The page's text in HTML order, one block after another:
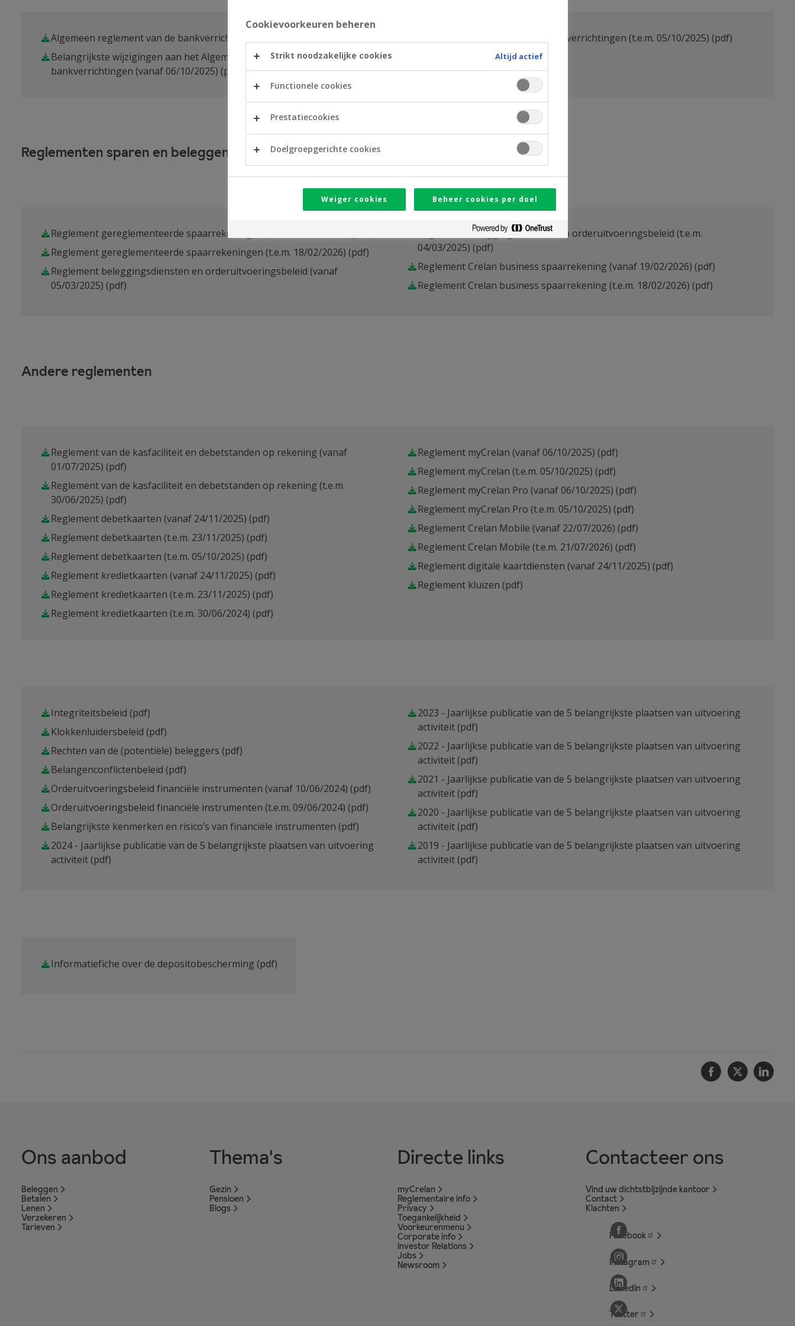
Algemeen reglement van de bankverrichtingen (vanaf 06/10/2025)
Belangrijkste wijzigingen aan het Algemeen reglement van de
bankverrichtingen (vanaf 06/10/2025) (pdf)
Algemeen reglement van de bankverrichtingen (t.e.m. 05/10/2025) (pdf)
Reglementen sparen en beleggen
Reglement gereglementeerde spaarrekeningen (vanaf 19/02/2026)
Reglement gereglementeerde spaarrekeningen (t.e.m. 18/02/2026) (pdf)
Reglement beleggingsdiensten en orderuitvoeringsbeleid (vanaf
05/03/2025) (pdf)
Reglement beleggingsdiensten en orderuitvoeringsbeleid (t.e.m.
04/03/2025) (pdf)
Reglement Crelan business spaarrekening (vanaf 19/02/2026) (pdf)
Reglement Crelan business spaarrekening (t.e.m. 18/02/2026) (pdf)
Andere reglementen
Reglement van de kasfaciliteit en debetstanden op rekening (vanaf
01/07/2025) (pdf)
Reglement van de kasfaciliteit en debetstanden op rekening (t.e.m.
30/06/2025) (pdf)
Reglement debetkaarten (vanaf 24/11/2025) (pdf)
Reglement debetkaarten (t.e.m. 23/11/2025) (pdf)
Reglement debetkaarten (t.e.m. 05/10/2025) (pdf)
Reglement kredietkaarten (vanaf 24/11/2025) (pdf)
Reglement kredietkaarten (t.e.m. 23/11/2025) (pdf)
Reglement kredietkaarten (t.e.m. 30/06/2024) (pdf)
Reglement myCrelan (vanaf 06/10/2025) (pdf)
Reglement myCrelan (t.e.m. 05/10/2025) (pdf)
Reglement myCrelan Pro (vanaf 06/10/2025) (pdf)
Reglement myCrelan Pro (t.e.m. 05/10/2025) (pdf)
Reglement Crelan Mobile (vanaf 22/07/2026) (pdf)
Reglement Crelan Mobile (t.e.m. 21/07/2026) (pdf)
Reglement digitale kaartdiensten (vanaf 24/11/2025) (pdf)
Reglement kluizen (pdf)
Integriteitsbeleid (pdf)
Klokkenluidersbeleid (pdf)
Rechten van de (potentiële) beleggers (pdf)
Belangenconflictenbeleid (pdf)
Orderuitvoeringsbeleid financiële instrumenten (vanaf 10/06/2024) (pdf)
Orderuitvoeringsbeleid financiële instrumenten (t.e.m. 09/06/2024) (pdf)
Belangrijkste kenmerken en risico’s van financiële instrumenten (pdf)
2024 - Jaarlijkse publicatie van de 5 belangrijkste plaatsen van uitvoering
activiteit (pdf)
2023 - Jaarlijkse publicatie van de 5 belangrijkste plaatsen van uitvoering
activiteit (pdf)
2022 - Jaarlijkse publicatie van de 5 belangrijkste plaatsen van uitvoering
activiteit (pdf)
2021 - Jaarlijkse publicatie van de 5 belangrijkste plaatsen van uitvoering
activiteit (pdf)
2020 - Jaarlijkse publicatie van de 5 belangrijkste plaatsen van uitvoering
activiteit (pdf)
2019 - Jaarlijkse publicatie van de 5 belangrijkste plaatsen van uitvoering
activiteit (pdf)
Informatiefiche over de depositobescherming (pdf)
Facebook
Twitter
Ons aanbod
Beleggen
Betalen
Lenen
Verzekeren
Tarieven
Thema's
Gezin
Pensioen
Blogs
Directe links
myCrelan
Reglementaire info
Privacy
Toegankelijkheid
Voorkeurenmenu
Corporate info
Investor Relations
Jobs
Newsroom
Contacteer ons
Vind uw dichtstbijzijnde kantoor
Contact
Klachten
Facebook
Instagram
LinkedIn
Twitter
Cookievoorkeuren beheren
Strikt noodzakelijke cookies Altijd actief
Functionele cookies
Prestatiecookies
Doelgroepgerichte cookies
Weiger cookies Beheer cookies per doel